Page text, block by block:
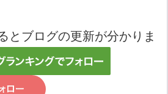
とブログの更新が分かりま